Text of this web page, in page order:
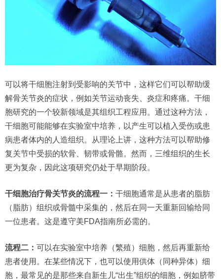
可以将干细胞注射到受影响的关节中，这样它们可以帮助缓
解骨关节炎的症状，例如关节运动丧失、炎症和疼痛。干细
胞研究的一个较新领域是其组织工程应用。通过这种方法，
干细胞可能能够在实验室中培养，以产生可以植入受伤或患
病患者体内的人造组织。从理论上讲，这种方法可以帮助修
复关节中受损的软骨、韧带或骨骼。然而，三维组织的生长
更为复杂，因此这项研究仍处于早期阶段。
干细胞治疗骨关节炎的流程一： 干细胞通常是从患者的脂肪
（脂肪）组织或骨髓中采集的，然后在同一天重新回输给同
一位患者。这是遵守美FDA指南所必需的。
流程二： 可以在实验室中培养（繁殖）细胞，然后再重新给
患者使用。在某些情况下，也可以使用供体（同种异体）细
胞，最常见的是那些来自新生儿“出生”组织的细胞，例如脐带